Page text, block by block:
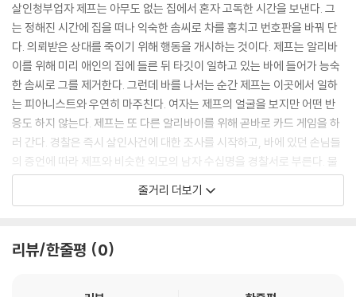
※ 디스크 재생 불량
1) 기기 문제로 인해 발생하는 재생 불량 현상에 대해서는 반품/교환이 불
가하니 최신 소프트웨어로 업데이트된 DVD/BD 전용 기기에서 재생하실
것을 권유해 드립니다.
2) 정전기와 먼지로 인해 재생이 원활하지 않은 경우가 있습니다. 디스크
를 마른 천으로 닦으시거나, DVD 클리너 등 전용 제품을 이용하면 대부분
해결됩니다.
3) 일부 PC 연결형 ODD의 경우 호환 상의 문제로 정상적인 디스크도 재
생이 불가능한 경우가 있습니다. 독립형 전용 플레이어 사용을 권장드리
며, ODD 사용으로 인한 재생 불량의 경우 교환 시에도 동일한 오류가 발
※ 디스크 외관 불량
있으며, 상품의 불량이 아닙니다. 단, 재생에 이상이 있는 경우에는 불량으
살인청부업자 제프는 아무도 없는 집에서 혼자 고독한 시간을 보낸다. 그
는 정해진 시간에 집을 떠나 익숙한 솜씨로 차를 훔치고 번호판을 바꿔 단
다. 의뢰받은 상대를 죽이기 위해 행동을 개시하는 것이다. 제프는 알리바
이를 위해 미리 애인의 집에 들른 뒤 타깃이 일하고 있는 바에 들어가 능숙
한 솜씨로 그를 제거한다. 그런데 바를 나서는 순간 제프는 이곳에서 일하
는 피아니스트와 우연히 마주친다. 여자는 제프의 얼굴을 보지만 어떤 반
응도 하지 않는다. 제프는 또 다른 알리바이를 위해 곧바로 카드 게임을 하
러 간다. 경찰은 즉시 살인사건에 대한 조사를 시작하고, 바에 있던 손님들
의 증언에 따라 제프와 비슷한 외모의 남자 수십명을 경찰서로 부른다. 물
론 이들 중에 제프도 있다. 하지만 증인들은 제프의 얼굴을 정확하게 기억
하지 못하고, 피아니스트도 어떤 이유에서인지 제프가 범인이 아니라고 증
포섭 당했다고 생각한 의뢰인 쪽은 제프를 제거하려 한다. 하지만 제프는
줄거리 더보기
리뷰/한줄평 0